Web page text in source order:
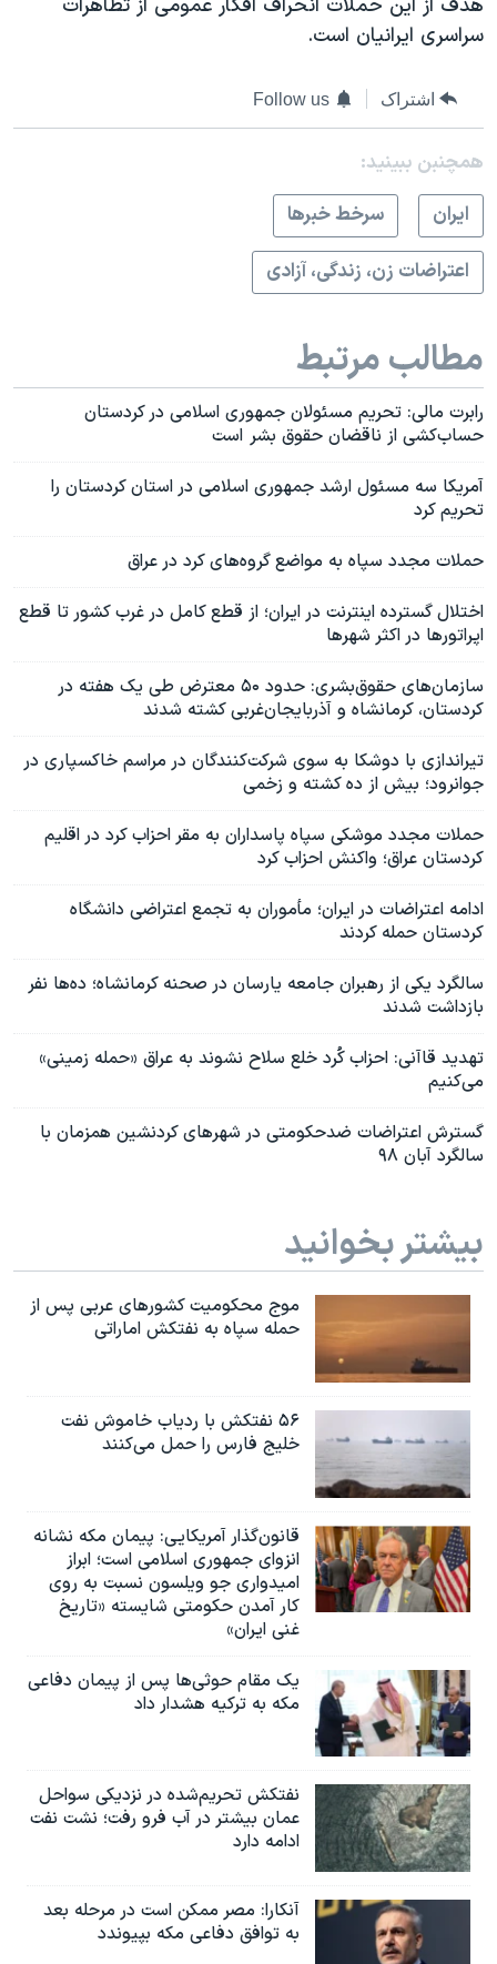
سراسری ایرانیان است.
اشتراک Follow us
همچنبن ببینید:
ايران
سرخط خبرها
اعتراضات زن، زندگی، آزادی
مطالب مرتبط
رابرت مالی: تحریم مسئولان جمهوری اسلامی در کردستان
حساب‌کشی از ناقضان حقوق بشر است
آمریکا سه مسئول ارشد جمهوری اسلامی در استان کردستان را
تحریم کرد
حملات مجدد سپاه به مواضع گروه‌های کرد در عراق
اختلال گسترده اینترنت در ایران؛ از قطع کامل در غرب کشور تا قطع
اپراتورها در اکثر شهرها
سازمان‌های حقوق‌بشری: حدود ۵۰ معترض طی یک هفته در
کردستان، کرمانشاه و آذربایجان‌غربی کشته شدند
تیراندازی با دوشکا به سوی شرکت‌کنندگان در مراسم خاکسپاری در
جوانرود؛ بیش از ده کشته و زخمی
حملات مجدد موشکی سپاه پاسداران به مقر احزاب کرد در اقلیم
کردستان عراق؛ واکنش احزاب کرد
ادامه اعتراضات در ایران؛ مأموران به تجمع اعتراضی دانشگاه
کردستان حمله کردند
سالگرد یکی از رهبران جامعه یارسان در صحنه کرمانشاه؛ ده‌ها نفر
بازداشت شدند
تهدید قاآنی: احزاب کُرد خلع سلاح نشوند به عراق «حمله زمینی»
می‌کنیم
گسترش اعتراضات ضدحکومتی در شهرهای کردنشین همزمان با
سالگرد آبان ۹۸
بیشتر بخوانید
موج محکومیت کشورهای عربی پس از
حمله سپاه به نفتکش اماراتی
۵۶ نفتکش با ردیاب خاموش نفت
خلیج فارس را حمل می‌کنند
قانون‌گذار آمریکایی: پیمان مکه نشانه
انزوای جمهوری اسلامی است؛ ابراز
امیدواری جو ویلسون نسبت به روی
کار آمدن حکومتی شایسته «تاریخ
غنی ایران»
یک مقام حوثی‌ها پس از پیمان دفاعی
مکه به ترکیه هشدار داد
نفتکش تحریم‌شده در نزدیکی سواحل
عمان بیشتر در آب فرو رفت؛ نشت نفت
ادامه دارد
آنکارا: مصر ممکن است در مرحله بعد
به توافق دفاعی مکه بپیوندد